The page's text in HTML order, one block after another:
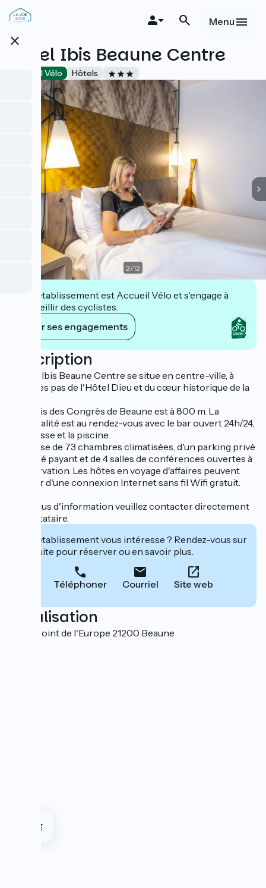
Aller
au
principal
close
Menu
Hôtel Ibis Beaune Centre
Accueil Vélo Hôtels
2/12
Cet établissement est Accueil Vélo et s'engage à
accueillir des cyclistes.
Voir ses engagements
Description
L'hôtel Ibis Beaune Centre se situe en centre-ville, à
quelques pas de l'Hôtel Dieu et du cœur historique de la
Le Palais des Congrès de Beaune est à 800 m. La
convivialité est au rendez-vous avec le bar ouvert 24h/24,
la terrasse et la piscine.
Il dispose de 73 chambres climatisées, d'un parking privé
et fermé payant et de 4 salles de conférences ouvertes à
la réservation. Les hôtes en voyage d'affaires peuvent
profiter d'une connexion Internet sans fil Wifi gratuit.
Pour plus d'information veuillez contacter directement
le prestataire.
Cet établissement vous intéresse ? Rendez-vous sur
leur site pour réserver ou en savoir plus.
Téléphoner Courriel Site web
Localisation
Rond Point de l'Europe 21200 Beaune